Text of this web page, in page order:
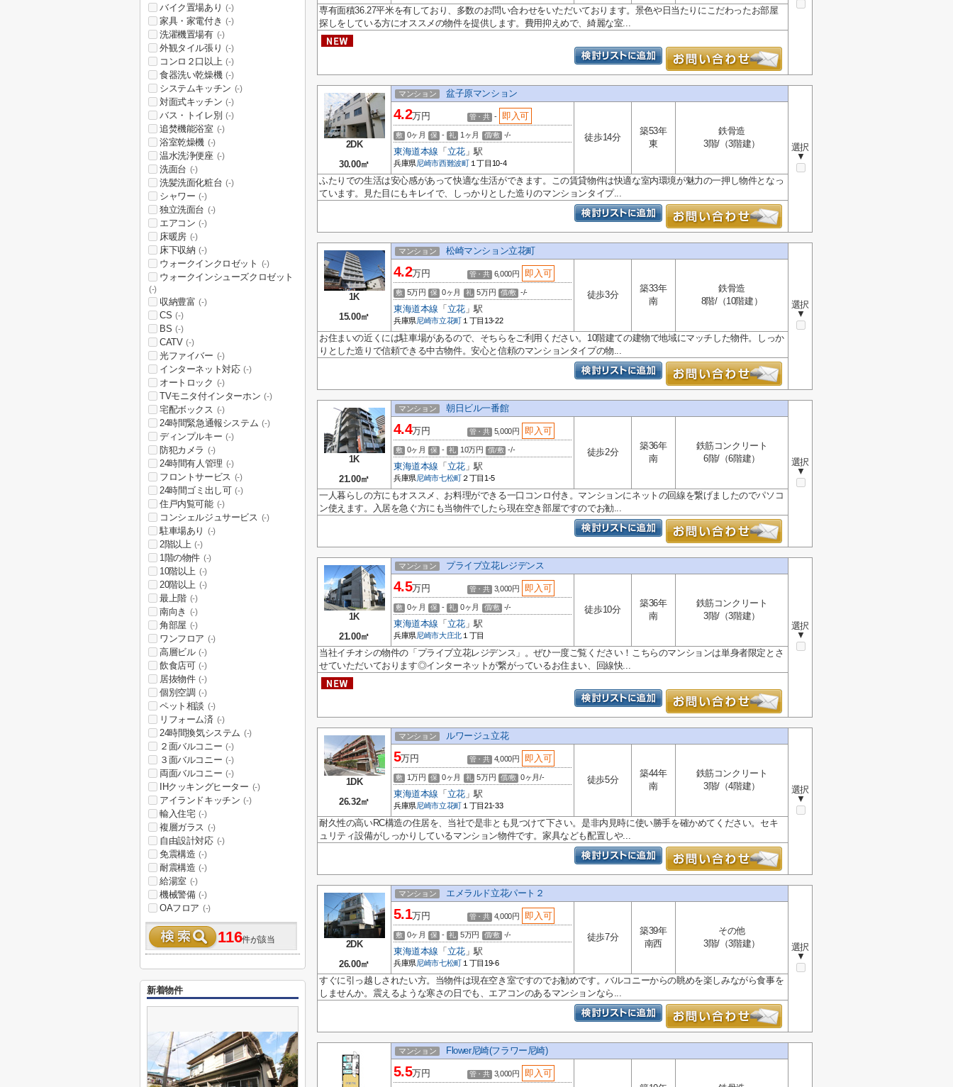
専有面積36.27平米を有しており、多数のお問い合わせをいただいております。景色や日当たりにこだわったお部屋
探しをしている方にオススメの物件を提供します。費用抑えめで、綺麗な室...
2DK
30.00㎡
マンション 盆子原マンション
選択
▼
4.2万円 管・共 - 即入可
敷 0ヶ月 保 - 礼 1ヶ月 償/敷 -/-
東海道本線 「 立花」駅
兵庫県尼崎市西難波町 １丁目10-4
徒歩14分
築53年
東
鉄骨造
3階/（3階建）
ふたりでの生活は安心感があって快適な生活ができます。この賃貸物件は快適な室内環境が魅力の一押し物件となっ
ています。見た目にもキレイで、しっかりとした造りのマンションタイプ...
1K
15.00㎡
マンション 松崎マンション立花町
選択
▼
4.2万円 管・共 6,000円 即入可
敷 5万円 保 0ヶ月 礼 5万円 償/敷 -/-
東海道本線 「 立花」駅
兵庫県尼崎市立花町 １丁目13-22
徒歩3分
築33年
南
鉄骨造
8階/（10階建）
お住まいの近くには駐車場があるので、そちらをご利用ください。10階建ての建物で地域にマッチした物件。しっか
りとした造りで信頼できる中古物件。安心と信頼のマンションタイプの物...
1K
21.00㎡
マンション 朝日ビル一番館
選択
▼
4.4万円 管・共 5,000円 即入可
敷 0ヶ月 保 - 礼 10万円 償/敷 -/-
東海道本線 「 立花」駅
兵庫県尼崎市七松町 ２丁目1-5
徒歩2分
築36年
南
鉄筋コンクリート
6階/（6階建）
一人暮らしの方にもオススメ、お料理ができる一口コンロ付き。マンションにネットの回線を繋げましたのでパソコ
ン使えます。入居を急ぐ方にも当物件でしたら現在空き部屋ですのでお勧...
1K
21.00㎡
マンション プライブ立花レジデンス
選択
▼
4.5万円 管・共 3,000円 即入可
敷 0ヶ月 保 - 礼 0ヶ月 償/敷 -/-
東海道本線 「 立花」駅
兵庫県尼崎市大庄北１丁目
徒歩10分
築36年
南
鉄筋コンクリート
3階/（3階建）
当社イチオシの物件の「プライブ立花レジデンス」。ぜひ一度ご覧ください！こちらのマンションは単身者限定とさ
せていただいております◎インターネットが繋がっているお住まい、回線快...
1DK
26.32㎡
マンション ルワージュ立花
選択
▼
5万円 管・共 4,000円 即入可
敷 1万円 保 0ヶ月 礼 5万円 償/敷 0ヶ月/-
東海道本線 「 立花」駅
兵庫県尼崎市立花町 １丁目21-33
徒歩5分
築44年
南
鉄筋コンクリート
3階/（4階建）
耐久性の高いRC構造の住居を、当社で是非とも見つけて下さい。是非内見時に使い勝手を確かめてください。セキ
ュリティ設備がしっかりしているマンション物件です。家具なども配置しや...
2DK
26.00㎡
マンション エメラルド立花パート２
選択
▼
5.1万円 管・共 4,000円 即入可
敷 0ヶ月 保 - 礼 5万円 償/敷 -/-
東海道本線 「 立花」駅
兵庫県尼崎市七松町 １丁目19-6
徒歩7分
築39年
南西
その他
3階/（3階建）
すぐに引っ越しされたい方。当物件は現在空き室ですのでお勧めです。バルコニーからの眺めを楽しみながら食事を
しませんか。震えるような寒さの日でも、エアコンのあるマンションなら...
マンション Flower尼崎(フラワー尼崎)
5.5万円 管・共 3,000円
即入可
バイク置場あり (-)
家具・家電付き (-)
洗濯機置場有 (-)
外観タイル張り (-)
コンロ２口以上 (-)
食器洗い乾燥機 (-)
システムキッチン (-)
対面式キッチン (-)
バス・トイレ別 (-)
追焚機能浴室 (-)
浴室乾燥機 (-)
温水洗浄便座 (-)
洗面台 (-)
洗髪洗面化粧台 (-)
シャワー (-)
独立洗面台 (-)
エアコン (-)
床暖房 (-)
床下収納 (-)
ウォークインクロゼット (-)
ウォークインシューズクロゼット
(-)
収納豊富 (-)
CS (-)
BS (-)
CATV (-)
光ファイバー (-)
インターネット対応 (-)
オートロック (-)
TVモニタ付インターホン (-)
宅配ボックス (-)
24時間緊急通報システム (-)
ディンプルキー (-)
防犯カメラ (-)
24時間有人管理 (-)
フロントサービス (-)
24時間ゴミ出し可 (-)
住戸内覧可能 (-)
コンシェルジュサービス (-)
駐車場あり (-)
2階以上 (-)
1階の物件 (-)
10階以上 (-)
20階以上 (-)
最上階 (-)
南向き (-)
角部屋 (-)
ワンフロア (-)
高層ビル (-)
飲食店可 (-)
居抜物件 (-)
個別空調 (-)
ペット相談 (-)
リフォーム済 (-)
24時間換気システム (-)
２面バルコニー (-)
３面バルコニー (-)
両面バルコニー (-)
IHクッキングヒーター (-)
アイランドキッチン (-)
輸入住宅 (-)
複層ガラス (-)
自由設計対応 (-)
免震構造 (-)
耐震構造 (-)
給湯室 (-)
機械警備 (-)
OAフロア (-)
116件が該当
新着物件